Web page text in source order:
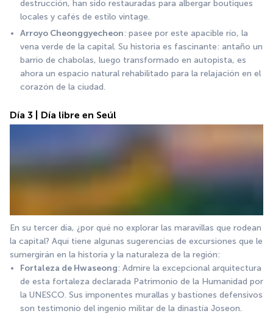
destrucción, han sido restauradas para albergar boutiques
locales y cafés de estilo vintage.
Arroyo Cheonggyecheon: pasee por este apacible río, la
vena verde de la capital. Su historia es fascinante: antaño un
barrio de chabolas, luego transformado en autopista, es
ahora un espacio natural rehabilitado para la relajación en el
corazón de la ciudad.
Día 3 | Día libre en Seúl
En su tercer día, ¿por qué no explorar las maravillas que rodean
la capital? Aquí tiene algunas sugerencias de excursiones que le
sumergirán en la historia y la naturaleza de la región:
Fortaleza de Hwaseong: Admire la excepcional arquitectura
de esta fortaleza declarada Patrimonio de la Humanidad por
la UNESCO. Sus imponentes murallas y bastiones defensivos
son testimonio del ingenio militar de la dinastía Joseon.